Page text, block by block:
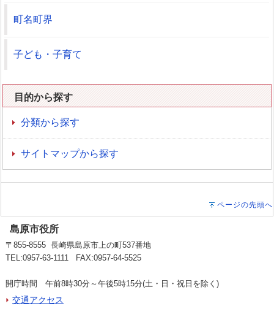
町名町界
子ども・子育て
目的から探す
分類から探す
サイトマップから探す
ページの先頭へ
島原市役所
〒855-8555 長崎県島原市上の町537番地
TEL:0957-63-1111 FAX:0957-64-5525
開庁時間 午前8時30分～午後5時15分(土・日・祝日を除く)
交通アクセス